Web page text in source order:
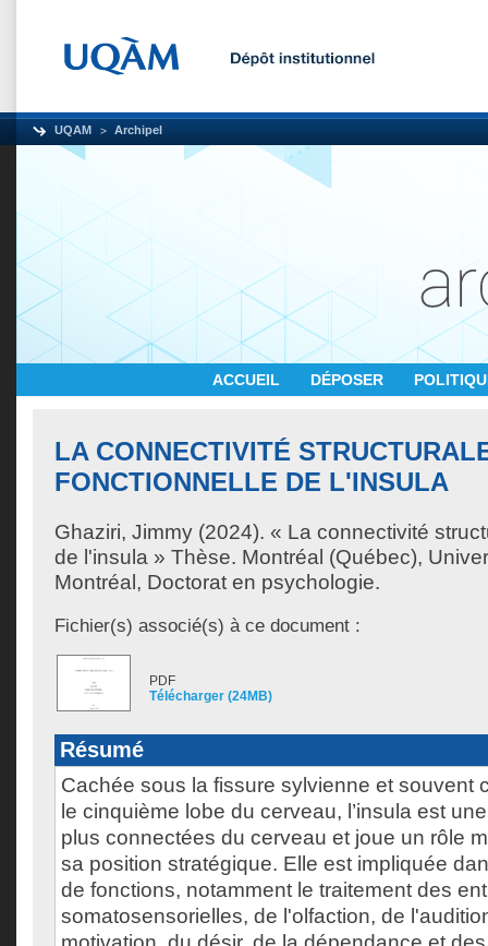
UQAM Archipel
ACCUEIL DÉPOSER
LA CONNECTIVITÉ
FONCTIONNELLE DE L'INSULA
Ghaziri, Jimmy (2024). « La connectivité
de l'insula » Thèse. Montréal (Québec),
Montréal, Doctorat en psychologie.
Fichier(s) associé(s) à ce document :
PDF
Télécharger (24MB)
Résumé
Cachée sous la fissure sylvienne et souvent
le cinquième lobe du cerveau, l’insula est
plus connectées du cerveau et joue un rôle
sa position stratégique. Elle est impliquée
de fonctions, notamment le traitement des
somatosensorielles, de l'olfaction, de